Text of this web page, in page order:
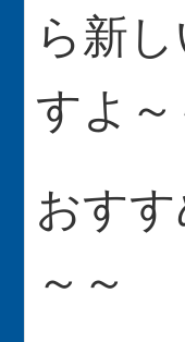
ら新
すよ～
おす
～～